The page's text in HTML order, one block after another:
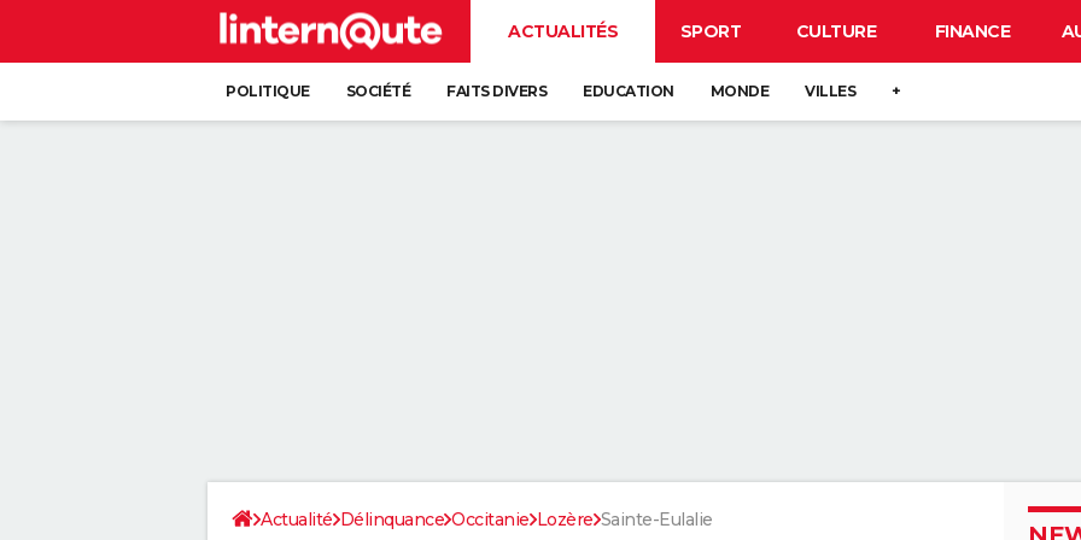
ACTUALITÉS SPORT CULTURE FINANCE
POLITIQUE SOCIÉTÉ FAITS DIVERS EDUCATION MONDE VILLES +
Actualité Délinquance Occitanie Lozère Sainte-Eulalie